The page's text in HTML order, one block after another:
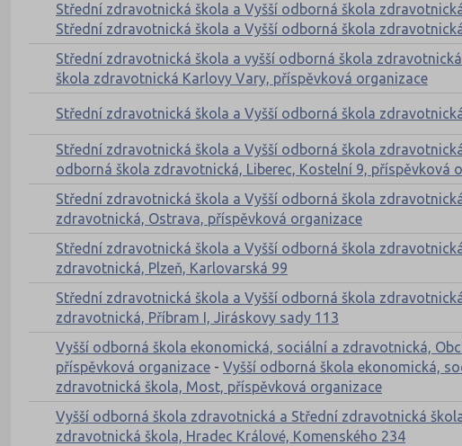
Střední zdravotnická škola a Vyšší odborná škola
Střední zdravotnická škola a Vyšší odborná škola
Střední zdravotnická škola a vyšší odborná škola
škola zdravotnická Karlovy Vary, příspěvková organizace
Střední zdravotnická škola a Vyšší odborná škola
Střední zdravotnická škola a Vyšší odborná škola
odborná škola zdravotnická, Liberec, Kostelní 9, příspěvková
Střední zdravotnická škola a Vyšší odborná škola
zdravotnická, Ostrava, příspěvková organizace
Střední zdravotnická škola a Vyšší odborná škola
zdravotnická, Plzeň, Karlovarská 99
Střední zdravotnická škola a Vyšší odborná škola
zdravotnická, Příbram I, Jiráskovy sady 113
Vyšší odborná škola ekonomická, sociální a zdravotnická,
příspěvková organizace - Vyšší odborná škola ekonomická,
zdravotnická škola, Most, příspěvková organizace
Vyšší odborná škola zdravotnická a Střední zdravotnická
zdravotnická škola, Hradec Králové, Komenského 234